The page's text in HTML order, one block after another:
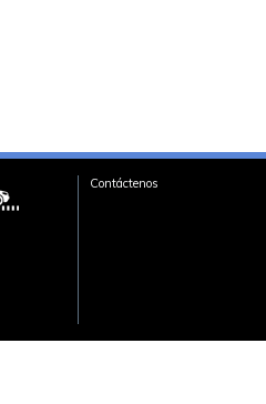
Contáctenos